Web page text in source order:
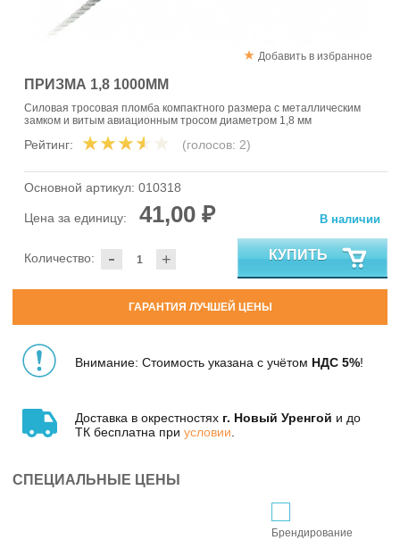
Добавить в избранное
ПРИЗМА 1,8 1000ММ
Силовая тросовая пломба компактного размера с металлическим
замком и витым авиационным тросом диаметром 1,8 мм
Рейтинг: (голосов: 2)
Основной артикул: 010318
Цена за единицу: 41,00 ₽
- +
Количество:
В наличии
КУПИТЬ
ГАРАНТИЯ ЛУЧШЕЙ ЦЕНЫ
Внимание: Стоимость указана с учётом НДС 5%!
Доставка в окрестностях г. Новый Уренгой и до
ТК бесплатна при условии
СПЕЦИАЛЬНЫЕ ЦЕНЫ
Брендирование